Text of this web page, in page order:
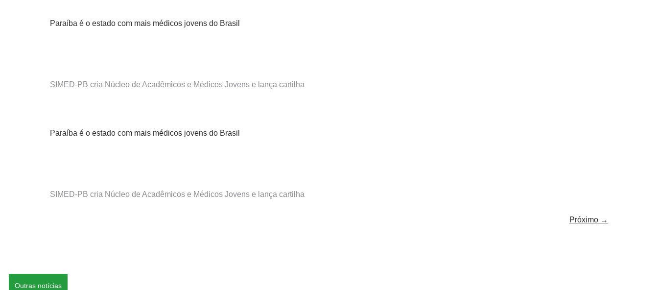
Paraíba é o estado com mais médicos jovens do Brasil
SIMED-PB cria Núcleo de Acadêmicos e Médicos Jovens e lança cartilha
Paraíba é o estado com mais médicos jovens do Brasil
SIMED-PB cria Núcleo de Acadêmicos e Médicos Jovens e lança cartilha
Próximo →
Outras notícias